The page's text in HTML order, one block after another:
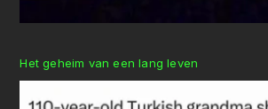
Het geheim van een lang leven